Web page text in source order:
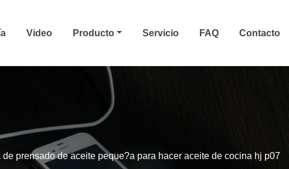
Video Producto Servicio FAQ Contacto
de prensado de aceite peque?a para hacer aceite de cocina hj p07